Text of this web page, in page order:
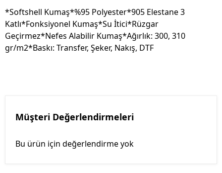
*Softshell Kumaş*%95 Polyester*905 Elestane 3
Katlı*Fonksiyonel Kumaş*Su İtici*Rüzgar
Geçirmez*Nefes Alabilir Kumaş*Ağırlık: 300, 310
gr/m2*Baskı: Transfer, Şeker, Nakış, DTF
Müşteri Değerlendirmeleri
Bu ürün için değerlendirme yok